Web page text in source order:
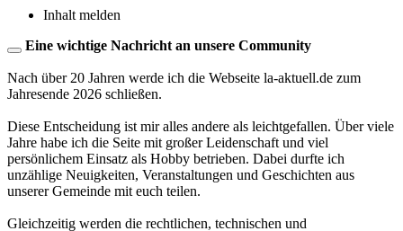
Inhalt melden
Eine wichtige Nachricht an unsere Community
Nach über 20 Jahren werde ich die Webseite la-aktuell.de zum
Jahresende 2026 schließen.
Diese Entscheidung ist mir alles andere als leichtgefallen. Über viele
Jahre habe ich die Seite mit großer Leidenschaft und viel
persönlichem Einsatz als Hobby betrieben. Dabei durfte ich
unzählige Neuigkeiten, Veranstaltungen und Geschichten aus
unserer Gemeinde mit euch teilen.
Gleichzeitig werden die rechtlichen, technischen und